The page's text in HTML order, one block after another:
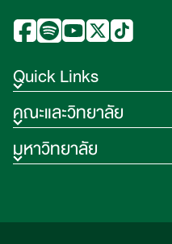
Quick Links
คณะและวิทยาลัย
มหาวิทยาลัย